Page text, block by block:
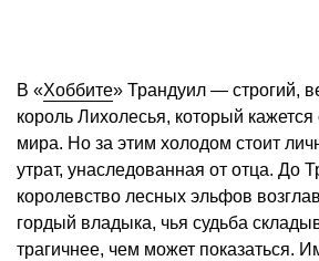
В «Хоббите» Трандуил — строгий,
король Лихолесья, который
мира. Но за этим холодом стоит
утрат, унаследованная от отца. До
королевство лесных эльфов
гордый владыка, чья судьба
трагичнее, чем может показаться.